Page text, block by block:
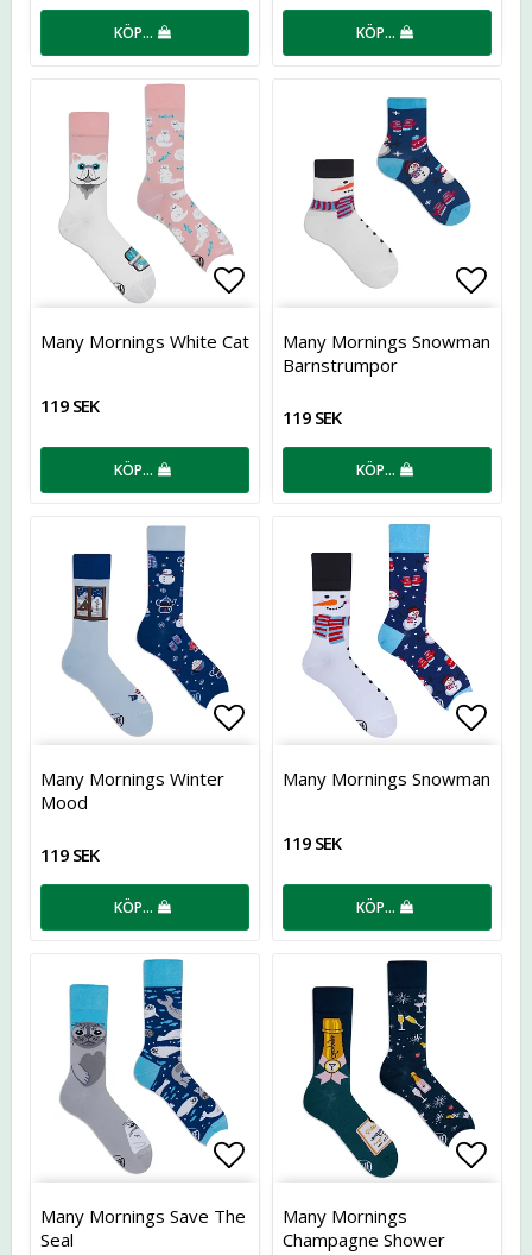
KÖP… KÖP…
Lägg till i favoritlistan
Many Mornings White Cat
119 SEK
KÖP…
Many Mornings Snowman
Barnstrumpor
119 SEK
KÖP…
Lägg till i favoritlistan
Many Mornings Winter
Mood
119 SEK
KÖP…
Many Mornings Snowman
119 SEK
KÖP…
Lägg till i favoritlistan
Many Mornings Save The
Seal
Many Mornings
Champagne Shower